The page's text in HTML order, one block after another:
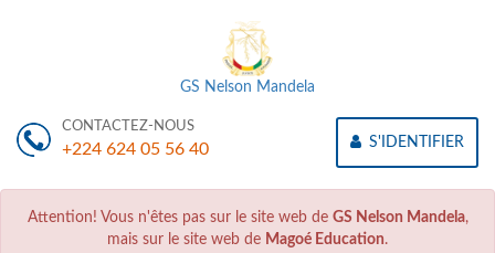
GS Nelson Mandela
CONTACTEZ-NOUS
+224 624 05 56 40 S'IDENTIFIER
Attention! Vous n'êtes pas sur le site web de GS Nelson Mandela,
mais sur le site web de Magoé Education.